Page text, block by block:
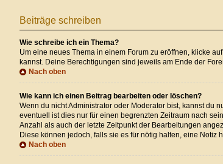
Beiträge schreiben
Wie schreibe ich ein Thema?
Um eine neues Thema in einem Forum zu eröffnen, klicke
kannst. Deine Berechtigungen sind jeweils am Ende der
Nach oben
Wie kann ich einen Beitrag bearbeiten oder löschen?
Wenn du nicht Administrator oder Moderator bist, kannst du
eventuell ist dies nur für einen begrenzten Zeitraum nach
Anzahl als auch der letzte Zeitpunkt der Bearbeitungen
Diese können jedoch, falls sie es für nötig halten, eine
Nach oben